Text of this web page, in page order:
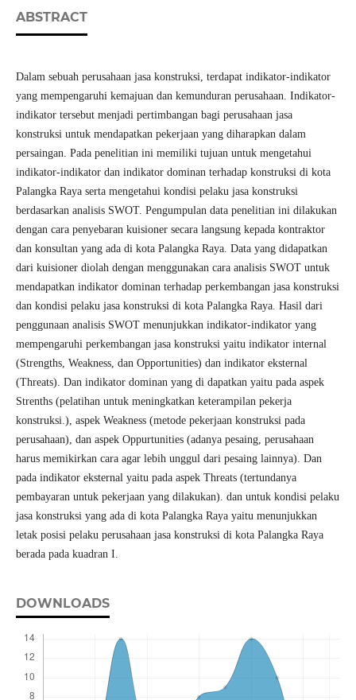
ABSTRACT
Dalam sebuah perusahaan jasa konstruksi, terdapat indikator-indikator
yang mempengaruhi kemajuan dan kemunduran perusahaan. Indikator-
indikator tersebut menjadi pertimbangan bagi perusahaan jasa
konstruksi untuk mendapatkan pekerjaan yang diharapkan dalam
persaingan. Pada penelitian ini memiliki tujuan untuk mengetahui
indikator-indikator dan indikator dominan terhadap konstruksi di kota
Palangka Raya serta mengetahui kondisi pelaku jasa konstruksi
berdasarkan analisis SWOT. Pengumpulan data penelitian ini dilakukan
dengan cara penyebaran kuisioner secara langsung kepada kontraktor
dan konsultan yang ada di kota Palangka Raya. Data yang didapatkan
dari kuisioner diolah dengan menggunakan cara analisis SWOT untuk
mendapatkan indikator dominan terhadap perkembangan jasa konstruksi
dan kondisi pelaku jasa konstruksi di kota Palangka Raya. Hasil dari
penggunaan analisis SWOT menunjukkan indikator-indikator yang
mempengaruhi perkembangan jasa konstruksi yaitu indikator internal
(Strengths, Weakness, dan Opportunities) dan indikator eksternal
(Threats). Dan indikator dominan yang di dapatkan yaitu pada aspek
Strenths (pelatihan untuk meningkatkan keterampilan pekerja
konstruksi.), aspek Weakness (metode pekerjaan konstruksi pada
perusahaan), dan aspek Oppurtunities (adanya pesaing, perusahaan
harus memikirkan cara agar lebih unggul dari pesaing lainnya). Dan
pada indikator eksternal yaitu pada aspek Threats (tertundanya
pembayaran untuk pekerjaan yang dilakukan). dan untuk kondisi pelaku
jasa konstruksi yang ada di kota Palangka Raya yaitu menunjukkan
letak posisi pelaku perusahaan jasa konstruksi di kota Palangka Raya
berada pada kuadran I.
DOWNLOADS